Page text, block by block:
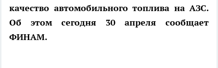
качество автомобильного топлива на АЗС.
Об этом сегодня 30 апреля сообщает
ФИНАМ.